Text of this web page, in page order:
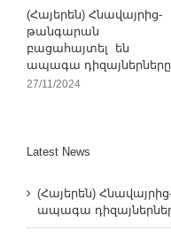
(Հայերեն) Հնավայրից-
թանգարան
բացահայտել են
ապագա դիզայներները
27/11/2024
Latest News
(Հայերեն)
ապագա